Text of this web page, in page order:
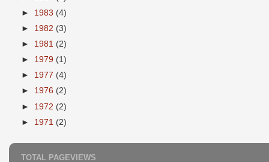
► 1983 (4)
► 1982 (3)
► 1981 (2)
► 1979 (1)
► 1977 (4)
► 1976 (2)
► 1972 (2)
► 1971 (2)
TOTAL PAGEVIEWS